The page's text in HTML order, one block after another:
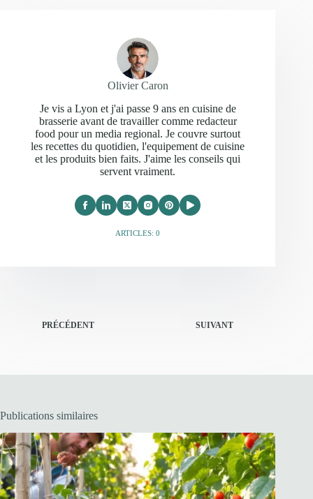
Olivier Caron
Je vis a Lyon et j'ai passe 9 ans en cuisine de
brasserie avant de travailler comme redacteur
food pour un media regional. Je couvre surtout
les recettes du quotidien, l'equipement de cuisine
et les produits bien faits. J'aime les conseils qui
servent vraiment.
ARTICLES: 0
PRÉCÉDENT SUIVANT
Publications similaires